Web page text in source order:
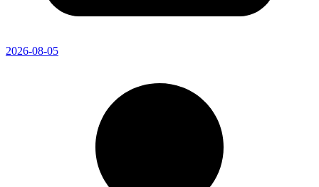
2026-08-05